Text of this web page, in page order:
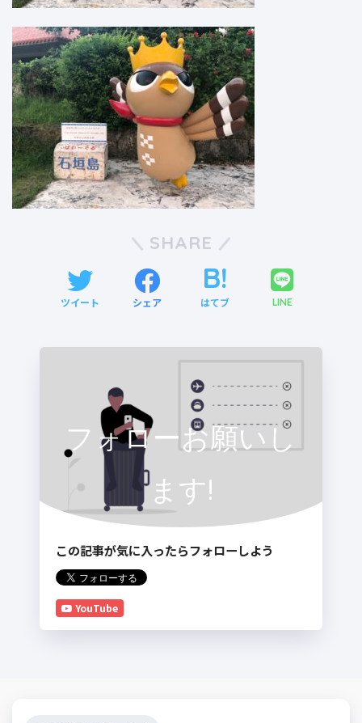
SHARE
ツイート シェア はてブ LINE
フォローお願いし
ます!
この記事が気に入ったらフォローしよう
YouTube